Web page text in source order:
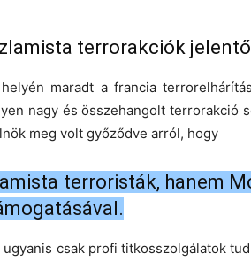
terrorakciók
maradt a francia
nagy és összehangolt terrorakció
meg volt győződve arról, hogy
terroristák, hanem
csak profi titkosszolgálatok